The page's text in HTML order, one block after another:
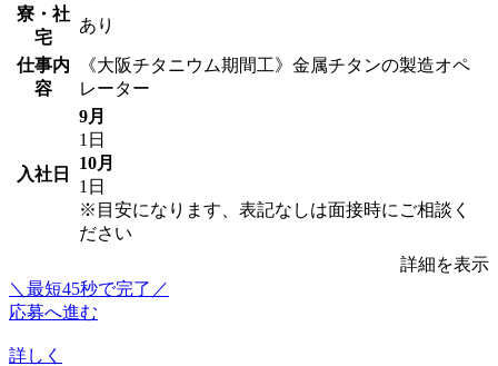
寮・社
宅
あり
仕事内
容
《大阪チタニウム期間工》金属チタンの製造オペ
レーター
入社日
9月
1日
10月
1日
※目安になります、表記なしは面接時にご相談く
ださい
詳細を表示
＼最短45秒で完了／
応募へ進む
詳しく